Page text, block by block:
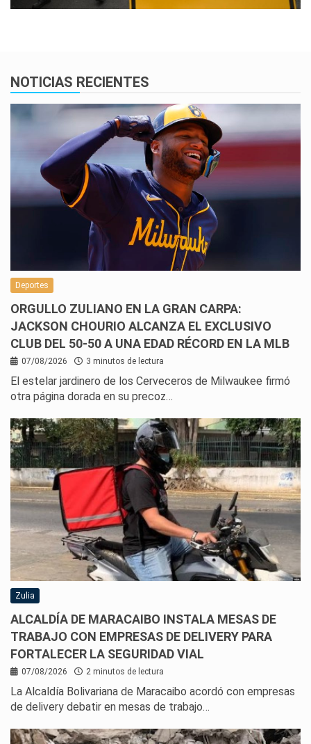
NOTICIAS RECIENTES
Deportes
ORGULLO ZULIANO EN LA GRAN CARPA:
JACKSON CHOURIO ALCANZA EL EXCLUSIVO
CLUB DEL 50-50 A UNA EDAD RÉCORD EN LA MLB
07/08/2026 3 minutos de lectura
El estelar jardinero de los Cerveceros de Milwaukee firmó
otra página dorada en su precoz…
Zulia
ALCALDÍA DE MARACAIBO INSTALA MESAS DE
TRABAJO CON EMPRESAS DE DELIVERY PARA
FORTALECER LA SEGURIDAD VIAL
07/08/2026 2 minutos de lectura
La Alcaldía Bolivariana de Maracaibo acordó con empresas
de delivery debatir en mesas de trabajo…